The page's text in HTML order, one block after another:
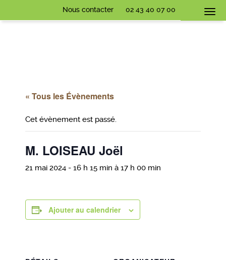
Nous contacter 02 43 40 07 00
« Tous les Évènements
Cet évènement est passé.
M. LOISEAU Joël
21 mai 2024 - 16 h 15 min à 17 h 00 min
Ajouter au calendrier